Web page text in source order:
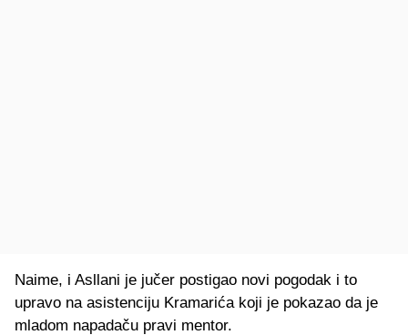
Naime, i Asllani je jučer postigao novi pogodak i to
upravo na asistenciju Kramarića koji je pokazao da je
mladom napadaču pravi mentor.